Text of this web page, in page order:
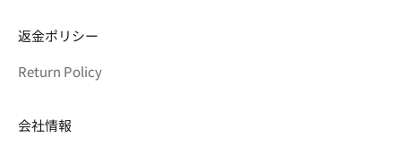
返金ポリシー
Return Policy
会社情報